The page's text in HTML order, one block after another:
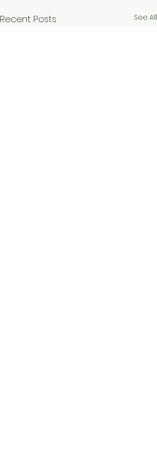
Recent Posts See All